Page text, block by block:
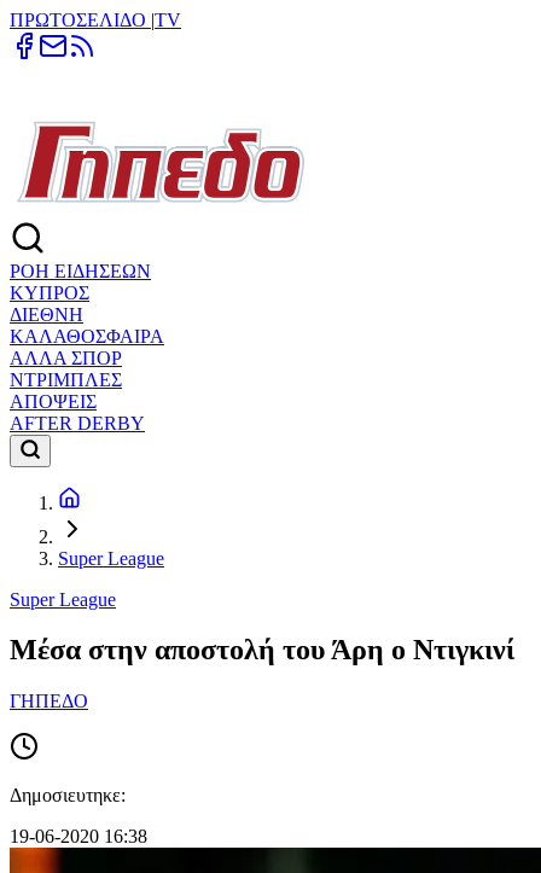
ΠΡΩΤΟΣΕΛΙΔΟ |TV
ΡΟΗ ΕΙΔΗΣΕΩΝ
ΚΥΠΡΟΣ
ΔΙΕΘΝΗ
ΚΑΛΑΘΟΣΦΑΙΡΑ
ΑΛΛΑ ΣΠΟΡ
ΝΤΡΙΜΠΛΕΣ
ΑΠΟΨΕΙΣ
AFTER DERBY
Super League
Super League
Μέσα στην αποστολή του Άρη ο Ντιγκινί
ΓΗΠΕΔΟ
Δημοσιευτηκε:
19-06-2020 16:38